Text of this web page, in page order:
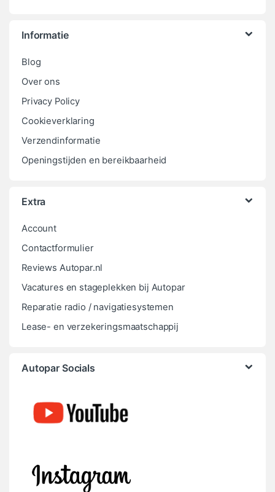
Informatie
Blog
Over ons
Privacy Policy
Cookieverklaring
Verzendinformatie
Openingstijden en bereikbaarheid
Extra
Account
Contactformulier
Reviews Autopar.nl
Vacatures en stageplekken bij Autopar
Reparatie radio / navigatiesystemen
Lease- en verzekeringsmaatschappij
Autopar Socials